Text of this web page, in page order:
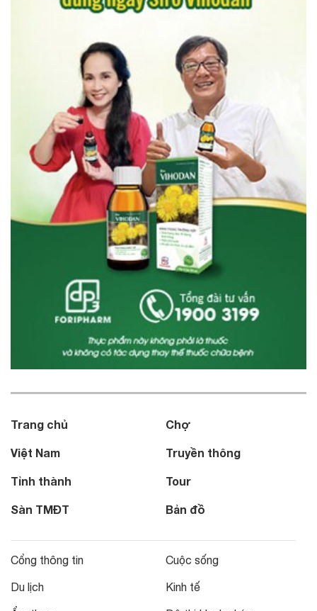
Trang chủ
Việt Nam
Tỉnh thành
Sàn TMĐT
Chợ
Truyền thông
Tour
Bản đồ
Cổng thông tin
Du lịch
Cuộc sống
Kinh tế